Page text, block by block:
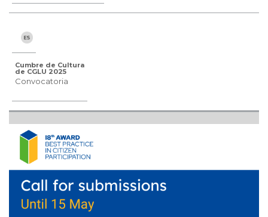
Cumbre de Cultura
de CGLU 2025
Convocatoria